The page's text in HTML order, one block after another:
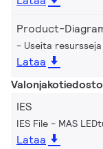
Product-
Useita resursseja
Lataa
IES
IES File - MAS
Lataa